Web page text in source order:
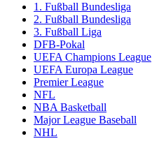
1. Fußball Bundesliga
2. Fußball Bundesliga
3. Fußball Liga
DFB-Pokal
UEFA Champions League
UEFA Europa League
Premier League
NFL
NBA Basketball
Major League Baseball
NHL